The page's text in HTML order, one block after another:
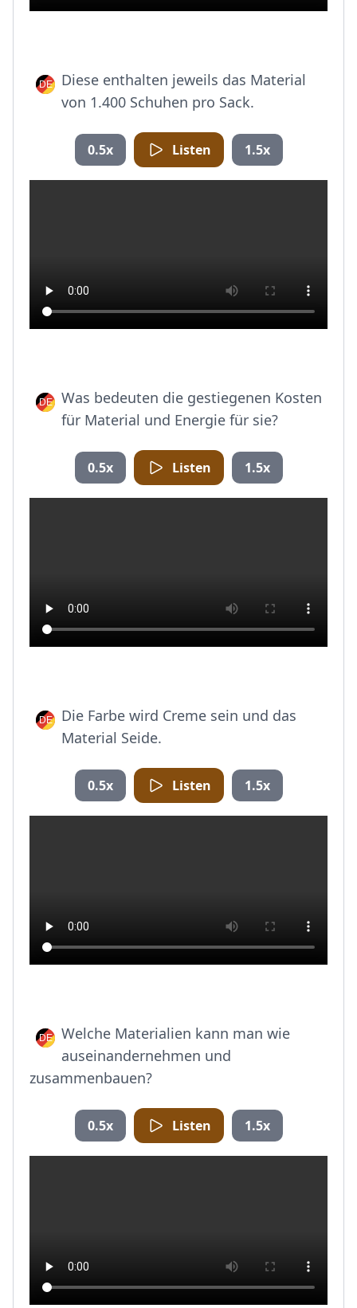
Diese enthalten jeweils das Material
von 1.400 Schuhen pro Sack.
0.5x Listen 1.5x
Was bedeuten die gestiegenen Kosten
für Material und Energie für sie?
0.5x Listen 1.5x
Die Farbe wird Creme sein und das
Material Seide.
0.5x Listen 1.5x
Welche Materialien kann man wie
auseinandernehmen und
zusammenbauen?
0.5x Listen 1.5x